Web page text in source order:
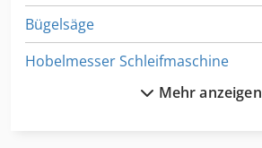
Bügelsäge
Hobelmesser Schleifmaschine
KombischleifmaschineMehr anzeigen